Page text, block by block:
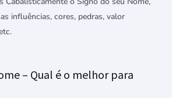
influências, cores, pedras, valor
– Qual é o melhor para